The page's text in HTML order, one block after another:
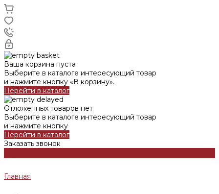
Ваша корзина пуста
Выберите в каталоге интересующий товар
и нажмите кнопку «В корзину».
Перейти в каталог
Отложенных товаров нет
Выберите в каталоге интересующий товар
и нажмите кнопку
Перейти в каталог
Заказать звонок
Главная